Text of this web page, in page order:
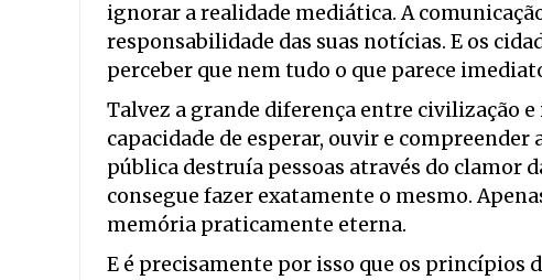
ignorar a realidade mediática. A
responsabilidade das suas notícias. E os
perceber que nem tudo o que parece
Talvez a grande diferença entre civilização
capacidade de esperar, ouvir e
pública destruía pessoas através do clamor
consegue fazer exatamente o mesmo.
memória praticamente eterna.
E é precisamente por isso que os princípios